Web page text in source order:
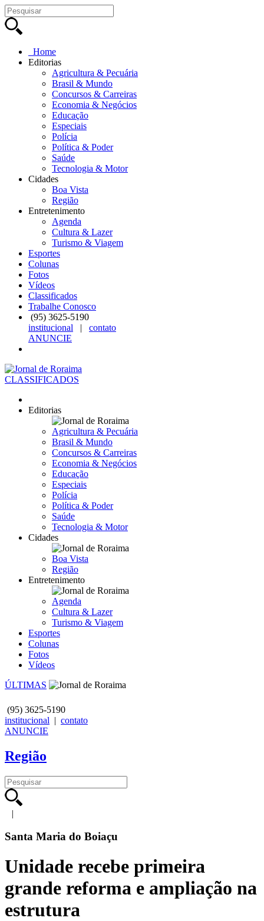
Home
Editorias
Agricultura & Pecuária
Brasil & Mundo
Concursos & Carreiras
Economia & Negócios
Educação
Especiais
Polícia
Política & Poder
Saúde
Tecnologia & Motor
Cidades
Boa Vista
Região
Entretenimento
Agenda
Cultura & Lazer
Turismo & Viagem
Esportes
Colunas
Fotos
Vídeos
Classificados
Trabalhe Conosco
(95) 3625-5190
institucional | contato
ANUNCIE
CLASSIFICADOS
Editorias
Agricultura & Pecuária
Brasil & Mundo
Concursos & Carreiras
Economia & Negócios
Educação
Especiais
Polícia
Política & Poder
Saúde
Tecnologia & Motor
Cidades
Boa Vista
Região
Entretenimento
Agenda
Cultura & Lazer
Turismo & Viagem
Esportes
Colunas
Fotos
Vídeos
ÚLTIMAS
(95) 3625-5190
institucional | contato
ANUNCIE
Região
|
Santa Maria do Boiaçu
Unidade recebe primeira
grande reforma e ampliação na
estrutura